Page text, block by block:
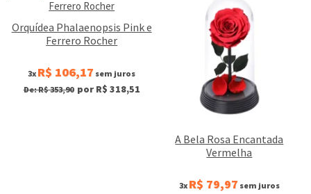
Orquídea Phalaenopsis Pink e
Ferrero Rocher
3x R$ 106,17 sem juros
De: R$ 353,90 por R$ 318,51
A Bela Rosa Encantada
Vermelha
3x R$ 79,97 sem juros